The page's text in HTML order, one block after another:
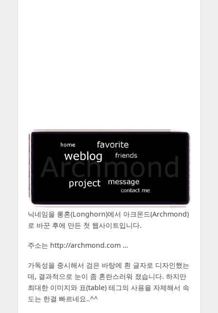
닉네임을 롱혼(Longhorn)에서 아크몬드(Archmond)
로 바꾼 후에 만든 첫 웹사이트입니다.
주소는 http://archmond.com …
가독성을 중시해서 검은 바탕에 흰 글자로 디자인했는
데, 결과적으로 눈이 좀 혼란스러워 졌습니다. 하지만
최대한 이미지와 표(table) 테그의 사용을 자제해서 속
도는 한결 빠르네요..^^